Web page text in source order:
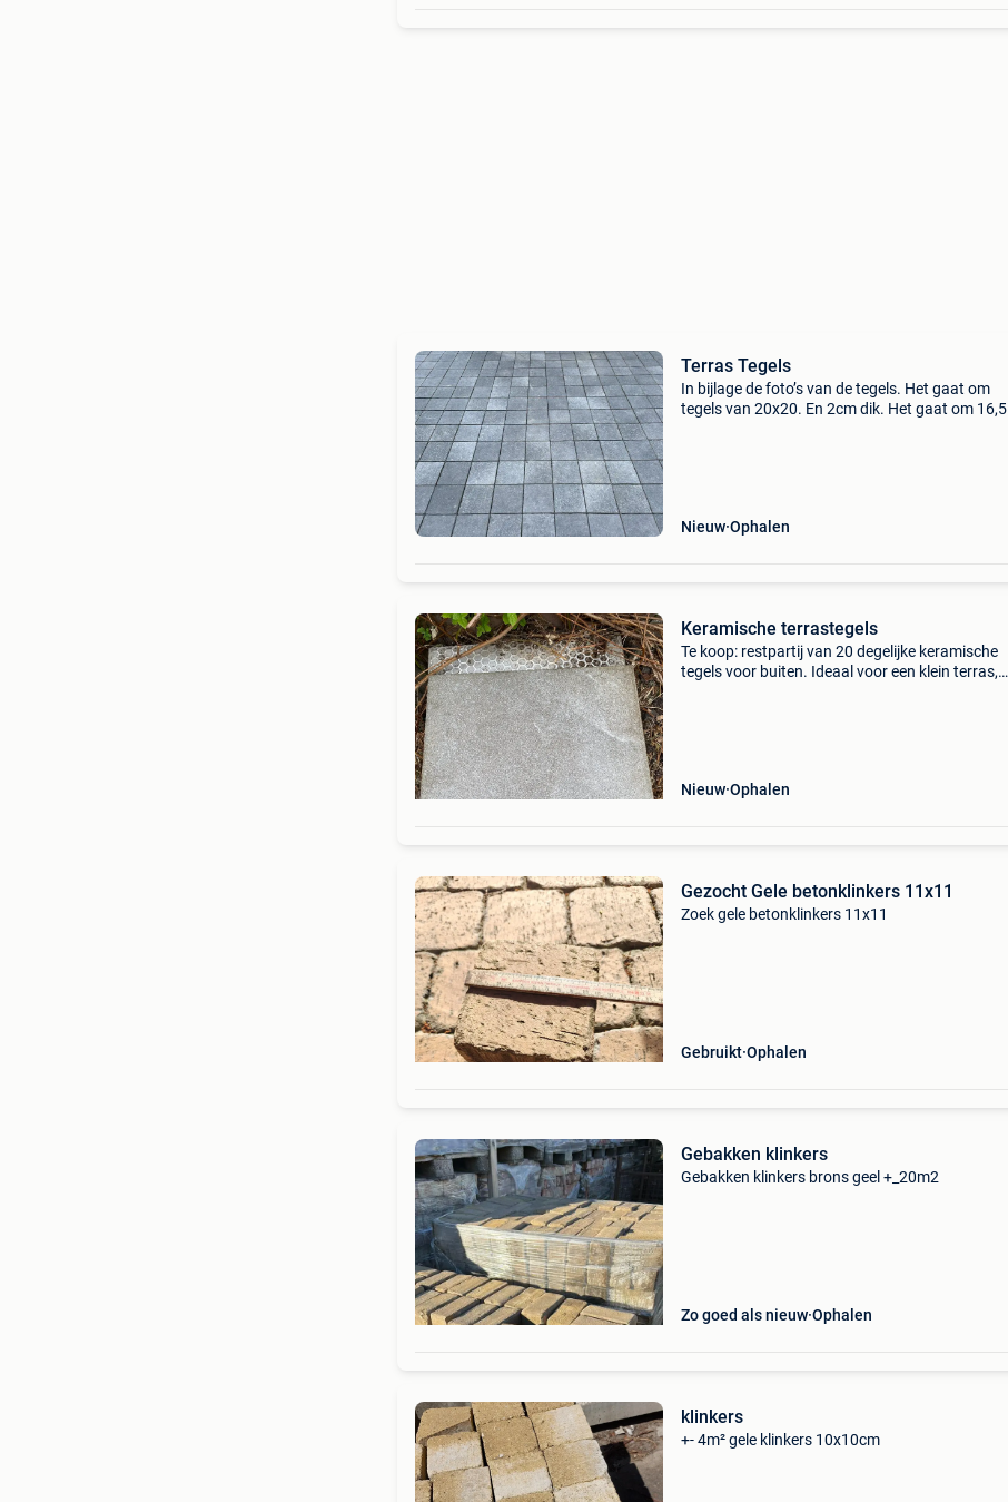
Terras Tegels
In bijlage de foto’s van de tegels. Het gaat om
tegels van 20x20. En 2cm dik. Het gaat om 16,5
Nieuw Ophalen
Keramische terrastegels
Te koop: restpartij van 20 degelijke keramische
tegels voor buiten. Ideaal voor een klein terras,
Nieuw Ophalen
Gezocht Gele betonklinkers 11x11
Zoek gele betonklinkers 11x11
Gebruikt Ophalen
Gebakken klinkers
Gebakken klinkers brons geel +_20m2
Zo goed als nieuw Ophalen
klinkers
+- 4m² gele klinkers 10x10cm